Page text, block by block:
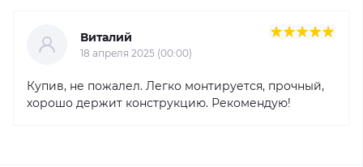
Виталий
18 апреля 2025 (00:00)
Купив, не пожалел. Легко монтируется, прочный,
хорошо держит конструкцию. Рекомендую!